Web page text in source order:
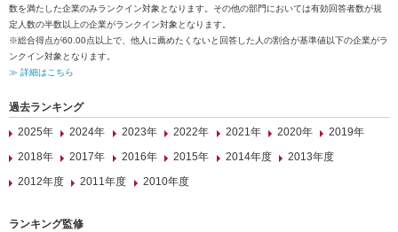
数を満たした企業のみランクイン対象となります。その他の部門においては有効回答者数が規
定人数の半数以上の企業がランクイン対象となります。
※総合得点が60.00点以上で、他人に薦めたくないと回答した人の割合が基準値以下の企業がラ
ンクイン対象となります。
≫ 詳細はこちら
過去ランキング
2025年
2024年 2023年 2022年 2021年 2020年
2019年
2018年
2017年 2016年 2015年 2014年度
2013年度
2012年度
2011年度 2010年度
ランキング監修